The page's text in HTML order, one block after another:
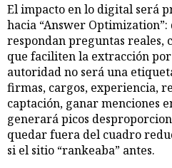
El impacto en lo digital será
hacia “Answer
respondan preguntas reales,
que faciliten la extracción
autoridad no será una
firmas, cargos, experiencia,
captación, ganar menciones
generará picos
quedar fuera del cuadro
si el sitio “rankeaba” antes.